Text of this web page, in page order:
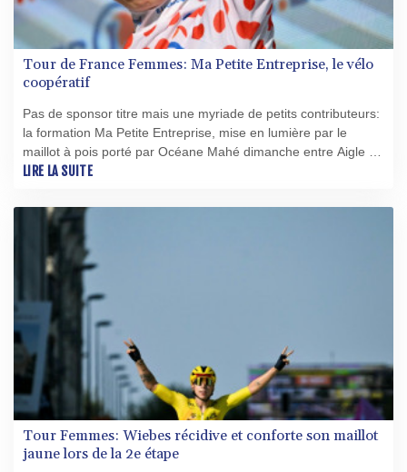
Tour de France Femmes: Ma Petite Entreprise, le vélo
coopératif
Pas de sponsor titre mais une myriade de petits contributeurs:
la formation Ma Petite Entreprise, mise en lumière par le
maillot à pois porté par Océane Mahé dimanche entre Aigle et
Genève, détonne au sein du peloton du Tour de France par
LIRE LA SUITE
Tour Femmes: Wiebes récidive et conforte son maillot
jaune lors de la 2e étape